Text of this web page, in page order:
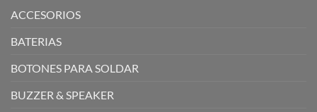
ACCESORIOS
BATERIAS
BOTONES PARA SOLDAR
BUZZER & SPEAKER